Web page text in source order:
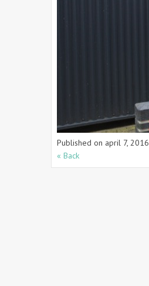
Published on april 7, 2016
« Back